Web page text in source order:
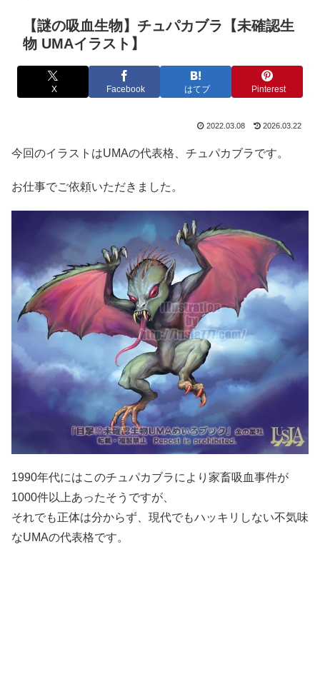
【謎の吸血生物】チュパカブラ【未確認生
物 UMAイラスト】
X Facebook はてブ Pinterest
2022.03.08 2026.03.22
今回のイラストはUMAの代表格、チュパカブラです。
お仕事でご依頼いただきました。
1990年代にはこのチュパカブラにより家畜吸血事件が
1000件以上あったそうですが、
それでも正体は分からず、現代でもハッキリしない不気味
なUMAの代表格です。